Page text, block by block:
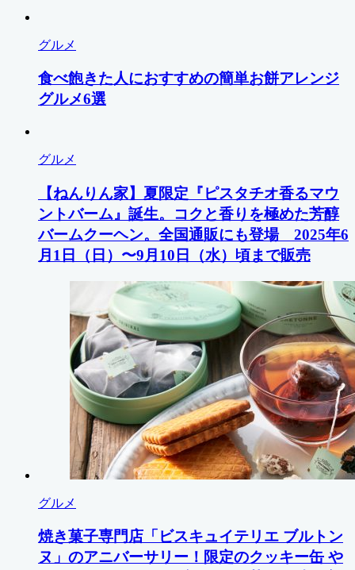
グルメ
食べ飽きた人におすすめの簡単お餅アレンジ
グルメ6選
グルメ
【ねんりん家】夏限定『ピスタチオ香るマウ
ントバーム』誕生。コクと香りを極めた芳醇
バームクーヘン。全国通販にも登場 2025年6
月1日（日）〜9月10日（水）頃まで販売
グルメ
焼き菓子専門店「ビスキュイテリエ ブルトン
ヌ」のアニバーサリー！限定のクッキー缶 や